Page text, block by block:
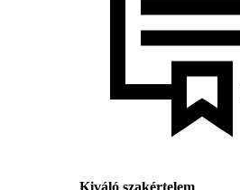
Kiváló szakértelem